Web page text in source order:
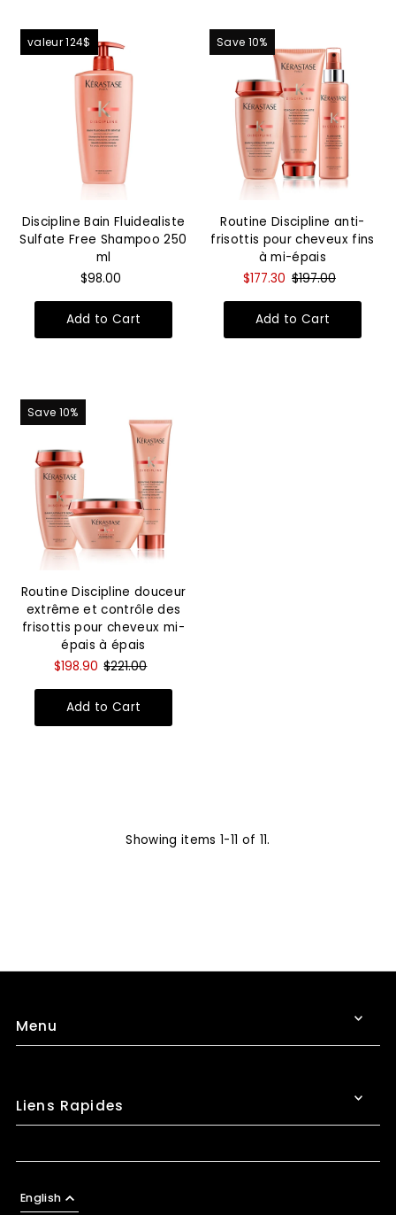
valeur 124$
Discipline Bain Fluidealiste
Sulfate Free Shampoo 250
ml
$98.00
Save 10%
Routine Discipline anti-
frisottis pour cheveux fins
à mi-épais
$177.30 $197.00
Save 10%
Routine Discipline douceur
extrême et contrôle des
frisottis pour cheveux mi-
épais à épais
$198.90 $221.00
Showing items 1-11 of 11.
Menu
Liens Rapides
English